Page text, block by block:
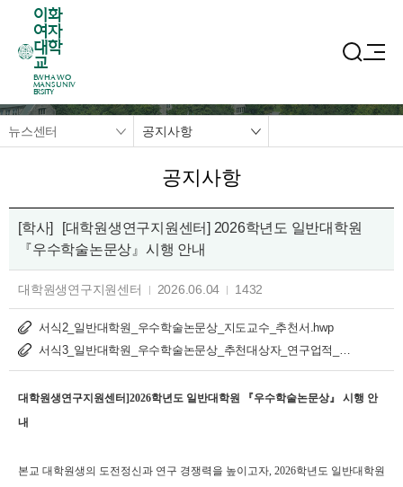
이화
여자
대학
교
EWHA WO
MANS UNIV
ERSITY
뉴스센터 공지사항
공지사항
[학사]
[대학원생연구지원센터] 2026학년도 일반대학원
『우수학술논문상』시행 안내
대학원생연구지원센터 2026.06.04 1432
서식2_일반대학원_우수학술논문상_지도교수_추천서.hwp
대학원생연구지원센터]2026학년도 일반대학원 『우수학술논문상』 시행 안
내
본교 대학원생의 도전정신과 연구 경쟁력을 높이고자, 2026학년도 일반대학원